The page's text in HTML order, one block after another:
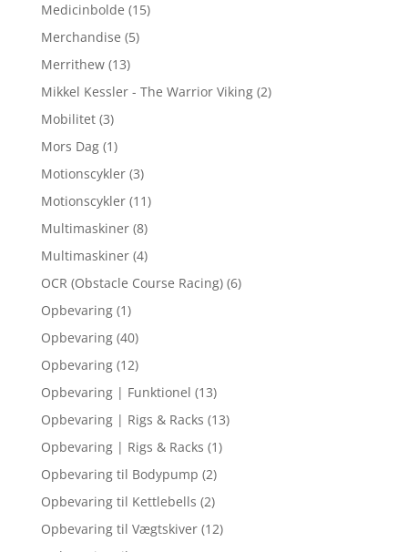
Medicinbolde (15)
Merchandise (5)
Merrithew (13)
Mikkel Kessler - The Warrior Viking (2)
Mobilitet (3)
Mors Dag (1)
Motionscykler (3)
Motionscykler (11)
Multimaskiner (8)
Multimaskiner (4)
OCR (Obstacle Course Racing) (6)
Opbevaring (1)
Opbevaring (40)
Opbevaring (12)
Opbevaring | Funktionel (13)
Opbevaring | Rigs & Racks (13)
Opbevaring | Rigs & Racks (1)
Opbevaring til Bodypump (2)
Opbevaring til Kettlebells (2)
Opbevaring til Vægtskiver (12)